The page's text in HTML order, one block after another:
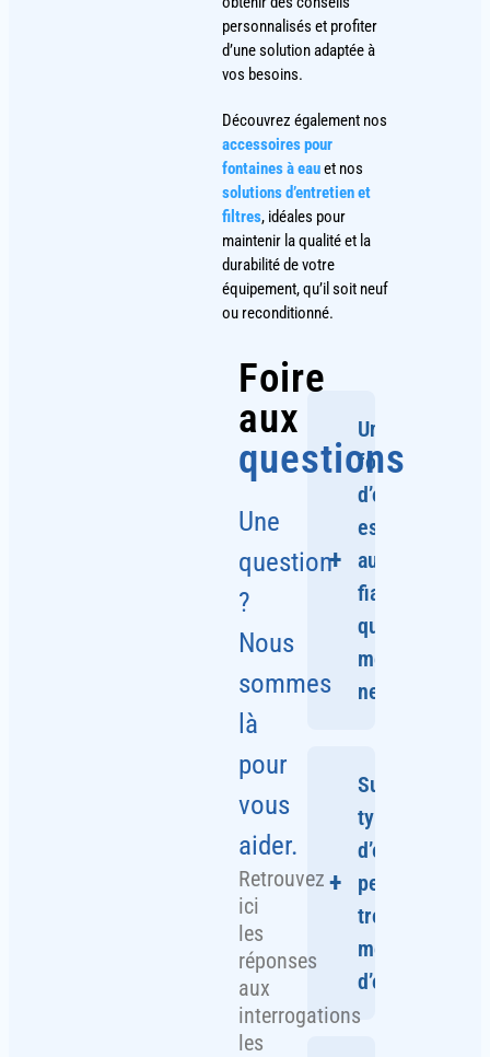
personnalisés et profiter
d’une solution adaptée à
vos besoins.
Découvrez également nos
accessoires pour
fontaines à eauet nos
solutions d’entretien et
filtres, idéales pour
maintenir la qualité et la
durabilité de votre
équipement, qu’il soit neuf
ou reconditionné.
Foire
aux
questions
Une
question
?
Nous
sommes
là
pour
vous
aider.
Retrouvez
ici
les
réponses
aux
interrogations
les
Une
fontaine
d’occasion
est-elle
aussi
fiable
qu’un
modèle
neuf ?
fontaines
d’occasion
entièrement
révisées
reconditionnées
dans
ateliers.
Sur quels
types
d’eaux
peut-on
trouver des
modèles
d’occasion ?